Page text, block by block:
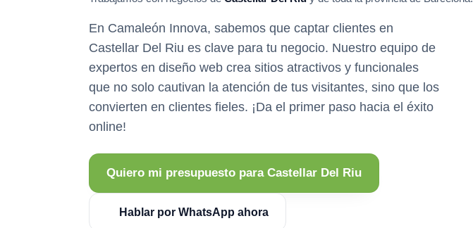
En Camaleón Innova, sabemos que captar clientes en
Castellar Del Riu es clave para tu negocio. Nuestro equipo de
expertos en diseño web crea sitios atractivos y funcionales
que no solo cautivan la atención de tus visitantes, sino que los
convierten en clientes fieles. ¡Da el primer paso hacia el éxito
online!
Quiero mi presupuesto para Castellar Del Riu
Hablar por WhatsApp ahora